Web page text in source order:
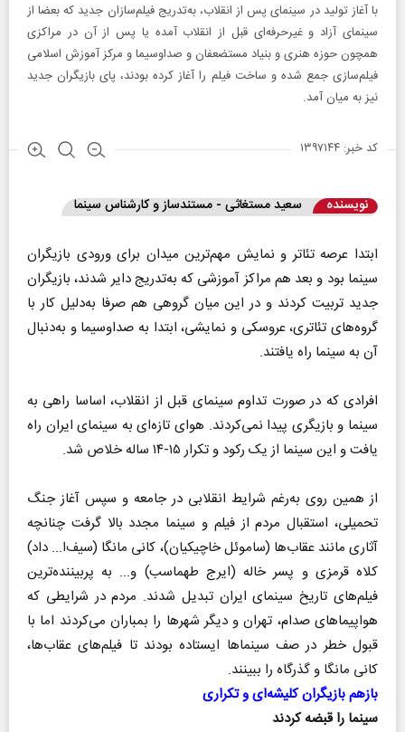
با آغاز تولید در سینمای پس از انقلاب، به‌تدریج فیلم‌سازان جدید که بعضا از
سینمای آزاد و غیرحرفه‌ای قبل از انقلاب آمده یا پس از آن در مراکزی
همچون حوزه هنری و بنیاد مستضعفان و صداوسیما و مرکز آموزش اسلامی
فیلم‌سازی جمع شده و ساخت فیلم را آغاز کرده بودند، پای بازیگران جدید
نیز به میان آمد.
کد خبر: ۱۳۹۷۱۴۴
نویسنده سعید مستغاثی - مستندساز و کارشناس سینما
ابتدا عرصه تئاتر و نمایش مهم‌ترین میدان برای ورودی بازیگران
سینما بود و بعد هم مراکز آموزشی که به‌تدریج دایر شدند، بازیگران
جدید تربیت کردند و در این میان گروهی هم صرفا به‌دلیل کار با
گروه‌های تئاتری، عروسکی و نمایشی، ابتدا به صداوسیما و به‌دنبال
آن به سینما راه یافتند.
افرادی که در صورت تداوم سینمای قبل از انقلاب، اساسا راهی به
سینما و بازیگری پیدا نمی‌کردند. هوای تازه‌ای به سینمای ایران راه
یافت و این سینما از یک رکود و تکرار ۱۵-۱۴ ساله خلاص شد.
از همین روی به‌رغم شرایط انقلابی در جامعه و سپس آغاز جنگ
تحمیلی، استقبال مردم از فیلم و سینما مجدد بالا گرفت چنانچه
آثاری مانند عقاب‌ها (ساموئل خاچیکیان)، کانی مانگا (سیف‌ا... داد)
کلاه قرمزی و پسر خاله (ایرج طهماسب) و... به پربیننده‌ترین
فیلم‌های تاریخ سینمای ایران تبدیل شدند. مردم در شرایطی که
هواپیماهای صدام، تهران و دیگر شهرها را بمباران می‌کردند اما با
قبول خطر در صف سینماها ایستاده بودند تا فیلم‌های عقاب‌ها،
کانی مانگا و گذرگاه را ببینند.
بازهم بازیگران کلیشه‌ای و تکراری
سینما را قبضه کردند